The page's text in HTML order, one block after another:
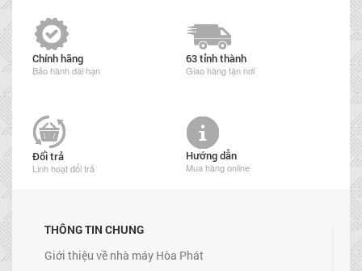
Chính hãng
Bảo hành dài hạn
63 tỉnh thành
Giao hàng tận nơi
Đổi trả
Linh hoạt đổi trả
Hướng dẫn
Mua hàng online
THÔNG TIN CHUNG
Giới thiệu về nhà máy Hòa Phát